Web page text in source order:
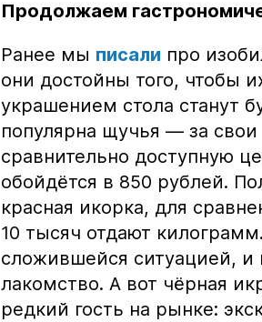
Продолжаем
Ранее мы писали про
они достойны того, чтобы
украшением стола станут
популярна щучья — за свои
сравнительно доступную
обойдётся в 850 рублей.
красная икорка, для
10 тысяч отдают
сложившейся ситуацией, и
лакомство. А вот чёрная
редкий гость на рынке: